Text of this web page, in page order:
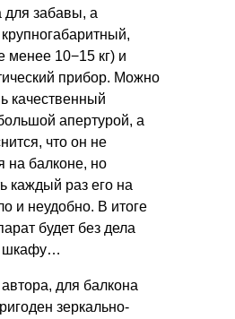
для забавы, а
менее 10−15 кг) и
прибор. Можно
качественный
апертурой, а
что он не
на балконе, но
каждый раз его на
и неудобно. В итоге
будет без дела
шкафу…
для балкона
зеркально-